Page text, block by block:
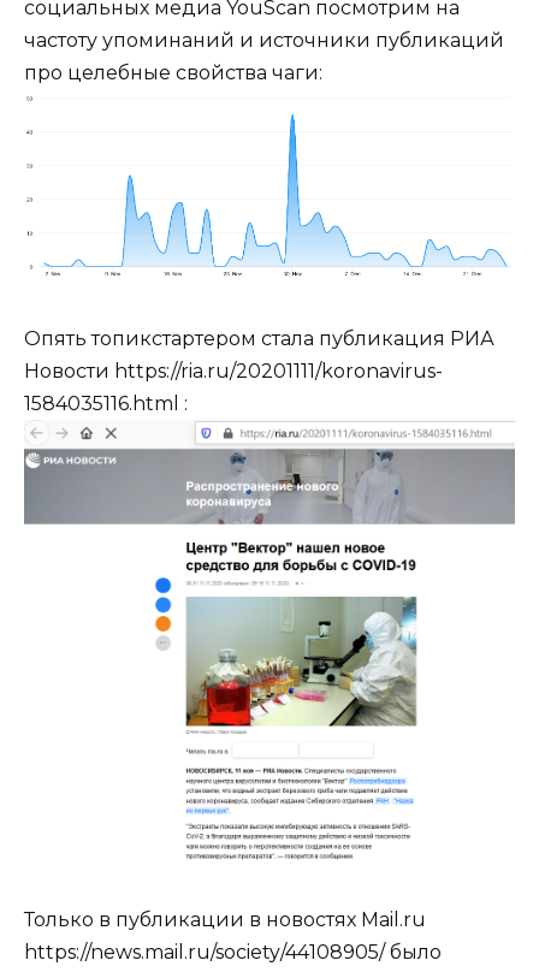
социальных медиа YouScan посмотрим на
частоту упоминаний и источники публикаций
про целебные свойства чаги:
Опять топикстартером стала публикация РИА
Новости https://ria.ru/20201111/koronavirus-
1584035116.html :
Только в публикации в новостях Mail.ru
https://news.mail.ru/society/44108905/ было